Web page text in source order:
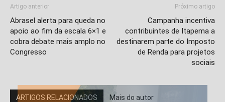
Artigo anterior
Abrasel alerta para queda no
apoio ao fim da escala 6×1 e
cobra debate mais amplo no
Congresso
Próximo artigo
Campanha incentiva
contribuintes de Itapema a
destinarem parte do Imposto
de Renda para projetos
sociais
ARTIGOS RELACIONADOS Mais do autor